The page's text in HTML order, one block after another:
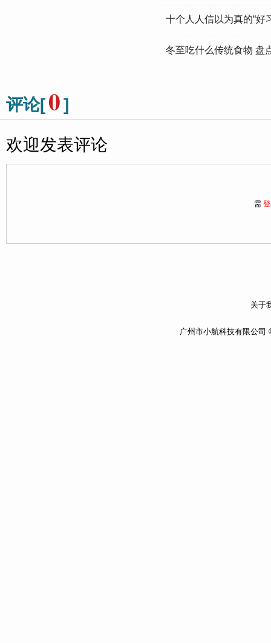
十个人人信以为真的“好
冬至吃什么传统食物 盘
评论[0]
欢迎发表评论
需
关于
广州市小航科技有限公